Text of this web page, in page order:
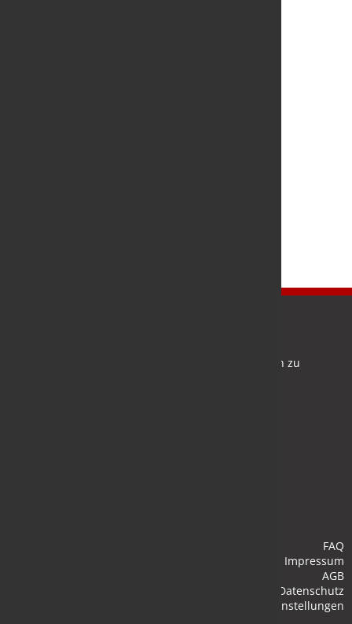
Bleiben Sie auf dem Laufenden und melden Sie sich zu
FAQ
Impressum
AGB
Datenschutz
Cookie-Einstellungen